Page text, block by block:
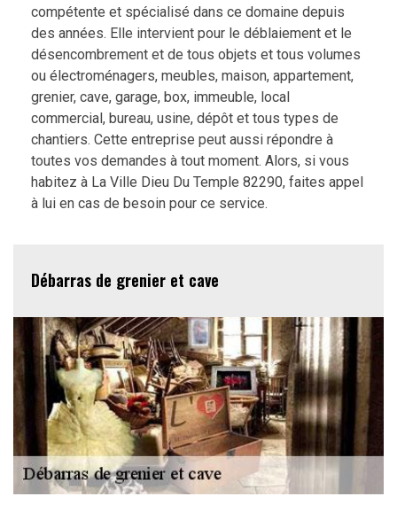
compétente et spécialisé dans ce domaine depuis
des années. Elle intervient pour le déblaiement et le
désencombrement et de tous objets et tous volumes
ou électroménagers, meubles, maison, appartement,
grenier, cave, garage, box, immeuble, local
commercial, bureau, usine, dépôt et tous types de
chantiers. Cette entreprise peut aussi répondre à
toutes vos demandes à tout moment. Alors, si vous
habitez à La Ville Dieu Du Temple 82290, faites appel
à lui en cas de besoin pour ce service.
Débarras de grenier et cave